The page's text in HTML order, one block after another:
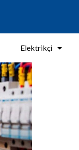
Elektrikçi